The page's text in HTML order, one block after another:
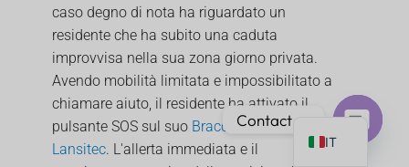
caso degno di nota ha riguardato un
residente che ha subito una caduta
improvvisa nella sua zona giorno privata.
Avendo mobilità limitata e impossibilitato a
chiamare aiuto, il residente ha attivato il
pulsante SOS sul suo Braccialetto Bluetooth
Lansitec. L'allerta immediata e il
IT
EN
TH
Contact us